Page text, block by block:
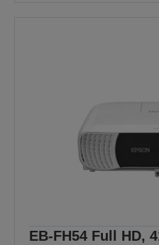
EB-FH54 Full HD,